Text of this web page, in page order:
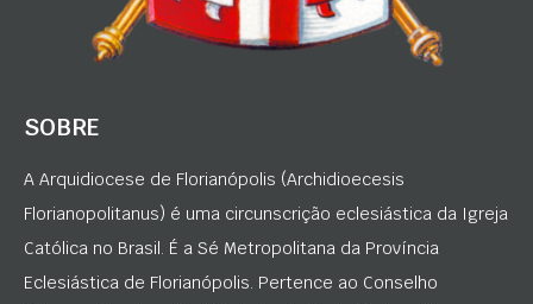
SOBRE
A Arquidiocese de Florianópolis (Archidioecesis
Florianopolitanus) é uma circunscrição eclesiástica da Igreja
Católica no Brasil. É a Sé Metropolitana da Província
Eclesiástica de Florianópolis. Pertence ao Conselho